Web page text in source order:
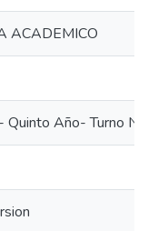
ACADEMICO
Quinto Año- Turno